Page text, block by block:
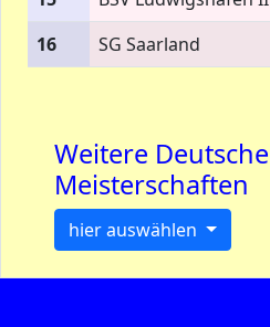
16
SG Saarland
Weitere Deutsche
Meisterschaften
hier auswählen